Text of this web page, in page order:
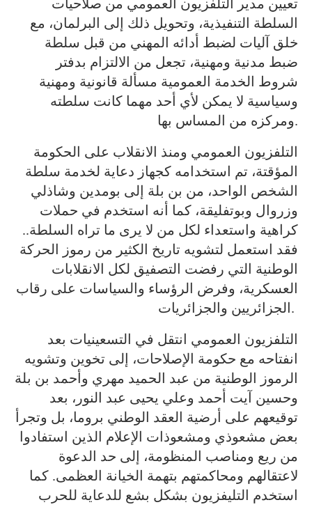
تعيين مدير التلفزيون العمومي من صلاحيات
السلطة التنفيذية، وتحويل ذلك إلى البرلمان، مع
خلق آليات لضبط أدائه المهني من قبل سلطة
ضبط مدنية ومهنية، تجعل من الالتزام بدفتر
شروط الخدمة العمومية مسألة قانونية ومهنية
وسياسية لا يمكن لأي أحد مهما كانت سلطته
ومركزه من المساس بها.
التلفزيون العمومي ومنذ الانقلاب على الحكومة
المؤقتة، تم استخدامه كجهاز دعاية لخدمة سلطة
الشخص الواحد، من بن بلة إلى بومدين وشاذلي
وزروال وبوتفليقة، كما أنه استخدم في حملات
كراهية واستعداء لكل من لا يرى ما تراه السلطة..
فقد استعمل لتشويه تاريخ الكثير من رموز الحركة
الوطنية التي رفضت التصفيق لكل الانقلابات
العسكرية، وفرض الرؤساء والسياسات على رقاب
الجزائريين والجزائريات.
التلفزيون العمومي انتقل في التسعينيات بعد
انفتاحه مع حكومة الإصلاحات، إلى تخوين وتشويه
الرموز الوطنية من عبد الحميد مهري وأحمد بن بلة
وحسين آيت أحمد وعلي يحيى عبد النور، بعد
توقيعهم على أرضية العقد الوطني بروما، بل وتجرأ
بعض مشعوذي ومشعوذات الإعلام الذين استفادوا
من ريع ومناصب المنظومة، إلى حد الدعوة
لاعتقالهم ومحاكمتهم بتهمة الخيانة العظمى. كما
استخدم التليفزيون بشكل بشع للدعاية للحرب